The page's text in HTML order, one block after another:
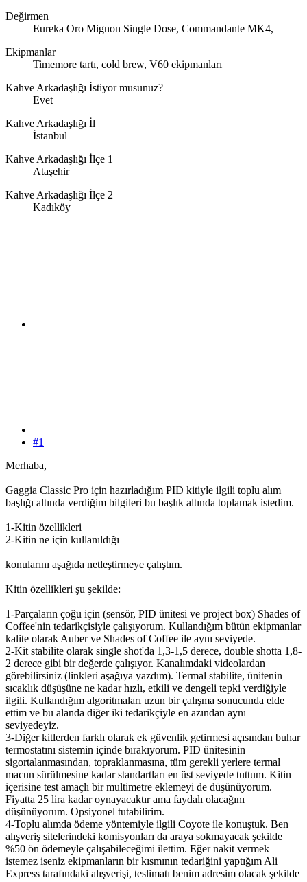
Değirmen
Eureka Oro Mignon Single Dose, Commandante MK4,
Ekipmanlar
Timemore tartı, cold brew, V60 ekipmanları
Kahve Arkadaşlığı İstiyor musunuz?
Evet
Kahve Arkadaşlığı İl
İstanbul
Kahve Arkadaşlığı İlçe 1
Ataşehir
Kahve Arkadaşlığı İlçe 2
Kadıköy
#1
Merhaba,
Gaggia Classic Pro için hazırladığım PID kitiyle ilgili toplu alım
başlığı altında verdiğim bilgileri bu başlık altında toplamak istedim.
1-Kitin özellikleri
2-Kitin ne için kullanıldığı
konularını aşağıda netleştirmeye çalıştım.
Kitin özellikleri şu şekilde:
1-Parçaların çoğu için (sensör, PID ünitesi ve project box) Shades of
Coffee'nin tedarikçisiyle çalışıyorum. Kullandığım bütün ekipmanlar
kalite olarak Auber ve Shades of Coffee ile aynı seviyede.
2-Kit stabilite olarak single shot'da 1,3-1,5 derece, double shotta 1,8-
2 derece gibi bir değerde çalışıyor. Kanalımdaki videolardan
görebilirsiniz (linkleri aşağıya yazdım). Termal stabilite, ünitenin
sıcaklık düşüşüne ne kadar hızlı, etkili ve dengeli tepki verdiğiyle
ilgili. Kullandığım algoritmaları uzun bir çalışma sonucunda elde
ettim ve bu alanda diğer iki tedarikçiyle en azından aynı
seviyedeyiz.
3-Diğer kitlerden farklı olarak ek güvenlik getirmesi açısından buhar
termostatını sistemin içinde bırakıyorum. PID ünitesinin
sigortalanmasından, topraklanmasına, tüm gerekli yerlere termal
macun sürülmesine kadar standartları en üst seviyede tuttum. Kitin
içerisine test amaçlı bir multimetre eklemeyi de düşünüyorum.
Fiyatta 25 lira kadar oynayacaktır ama faydalı olacağını
düşünüyorum. Opsiyonel tutabilirim.
4-Toplu alımda ödeme yöntemiyle ilgili Coyote ile konuştuk. Ben
alışveriş sitelerindeki komisyonları da araya sokmayacak şekilde
%50 ön ödemeyle çalışabileceğimi ilettim. Eğer nakit vermek
istemez iseniz ekipmanların bir kısmının tedariğini yaptığım Ali
Express tarafındaki alışverişi, teslimatı benim adresim olacak şekilde